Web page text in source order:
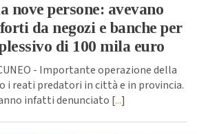
nove persone: avevano
da negozi e banche per
di 100 mila euro
- Importante operazione della
i reati predatori in città e in provincia.
infatti denunciato [...]